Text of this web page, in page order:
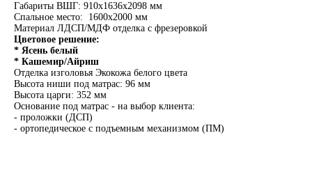
Габариты ВШГ: 910х1636х2098 мм
Спальное место: 1600х2000 мм
Материал ЛДСП/МДФ отделка с фрезеровкой
Цветовое решение:
* Ясень белый
* Кашемир/Айриш
Отделка изголовья Экокожа белого цвета
Высота ниши под матрас: 96 мм
Высота царги: 352 мм
Основание под матрас - на выбор клиента:
- проложки (ДСП)
- ортопедическое с подъемным механизмом (ПМ)